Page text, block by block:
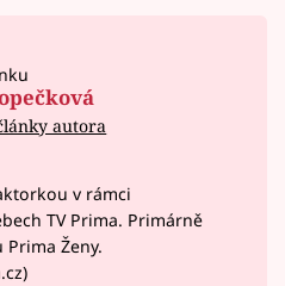
autora
v rámci
TV Prima. Primárně
Ženy.